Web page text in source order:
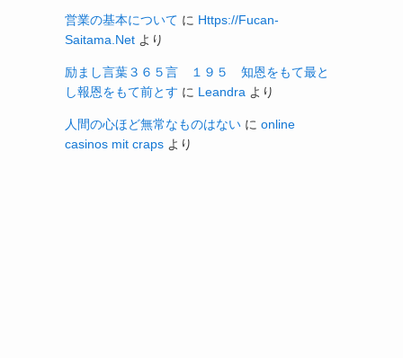
営業の基本について に Https://Fucan-
Saitama.Net より
励まし言葉３６５言 １９５ 知恩をもて最と
し報恩をもて前とす に Leandra より
人間の心ほど無常なものはない に online
casinos mit craps より